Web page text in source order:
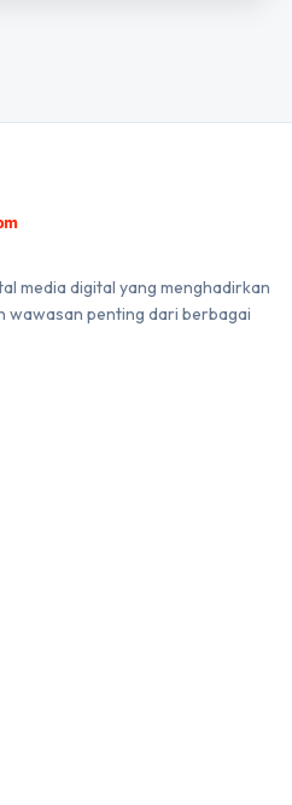
media digital yang menghadirkan
wawasan penting dari berbagai